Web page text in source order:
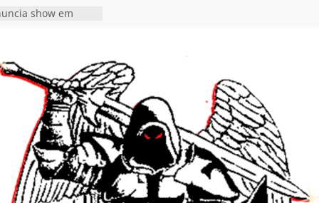
show em
hiato de uma
do EP
I Begin”
o single “Keep
Alive!” e detalha
novo álbum
detalha a
Rig” definitivo
Hell’s Heroes
de guitar & bass